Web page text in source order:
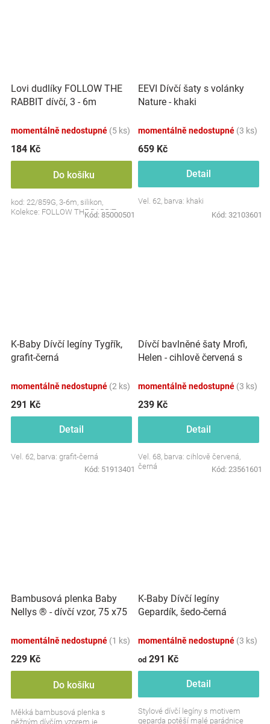
Lovi dudlíky FOLLOW THE
RABBIT dívčí, 3 - 6m
momentálně nedostupné (5 ks)
184 Kč
Do košíku
kod: 22/859G, 3-6m, silikon,
Kolekce: FOLLOW THE RABBIT
Kód: 85000501
EEVI Dívčí šaty s volánky
Nature - khaki
momentálně nedostupné (3 ks)
659 Kč
Detail
Vel. 62, barva: khaki
Kód: 32103601
K-Baby Dívčí legíny Tygřík,
grafit-černá
momentálně nedostupné (2 ks)
291 Kč
Detail
Vel. 62, barva: grafit-černá
Kód: 51913401
Dívčí bavlněné šaty Mrofi,
Helen - cihlově červená s
momentálně nedostupné (3 ks)
239 Kč
Detail
Vel. 68, barva: cihlově červená,
černá
Kód: 23561601
Bambusová plenka Baby
Nellys ® - dívčí vzor, 75 x75
momentálně nedostupné (1 ks)
229 Kč
Do košíku
Měkká bambusová plenka s
něžným dívčím vzorem je
K-Baby Dívčí legíny
Gepardík, šedo-černá
momentálně nedostupné (3 ks)
od 291 Kč
Detail
Stylové dívčí legíny s motivem
geparda potěší malé parádnice